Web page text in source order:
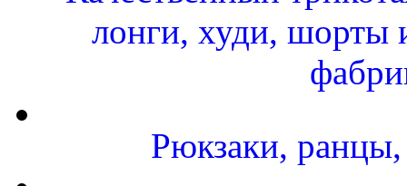
лонги, худи, шорты
Рюкзаки,